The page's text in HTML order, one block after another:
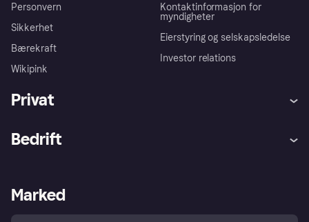
Personvern
Sikkerhet
Bærekraft
Wikipink
Kontaktinformasjon for
myndigheter
Eierstyring og selskapsledelse
Investor relations
Privat
Utforsk butikker
Bedrift
Merchant portal
Marked